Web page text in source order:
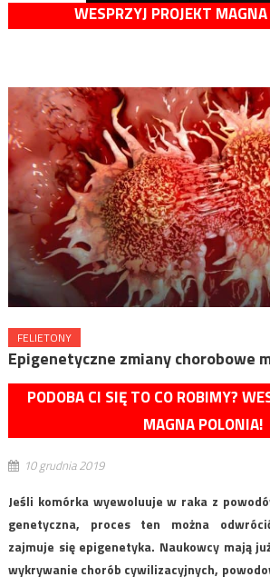
WESPRZYJ PROJEKT
FELIETONY
Epigenetyczne zmiany chorobowe
PODOBA CI SIĘ TO CO ROBIMY?
MAGNA POLONIA!
10 grudnia 2019
Jeśli komórka wyewoluuje w raka z
genetyczna, proces ten można
zajmuje się epigenetyka. Naukowcy mają
wykrywanie chorób cywilizacyjnych,